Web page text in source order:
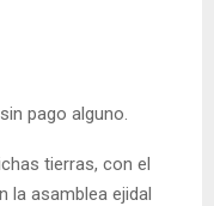
pago alguno.
tierras, con el
la asamblea ejidal